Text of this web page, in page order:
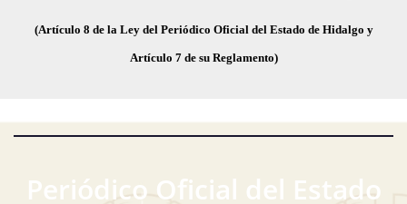
(Artículo 8 de la Ley del Periódico Oficial del Estado de Hidalgo y
Artículo 7 de su Reglamento)
Periódico Oficial del Estado